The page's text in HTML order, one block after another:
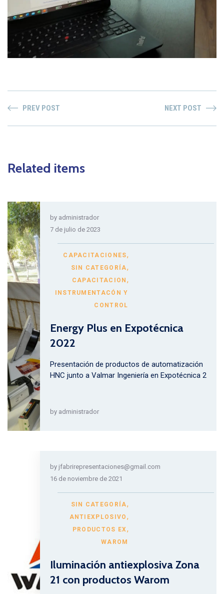
PREV POST NEXT POST
Related items
by administrador
7 de julio de 2023
CAPACITACIONES,
SIN CATEGORÍA,
CAPACITACION ,
INSTRUMENTACÓN Y
CONTROL
Energy Plus en Expotécnica
2022
Presentación de productos de automatización
HNC junto a Valmar Ingeniería en Expotécnica 2
by administrador
by jfabrirepresentaciones@gmail.com
16 de noviembre de 2021
SIN CATEGORÍA,
ANTIEXPLOSIVO ,
PRODUCTOS EX,
WAROM
Iluminación antiexplosiva Zona
21 con productos Warom